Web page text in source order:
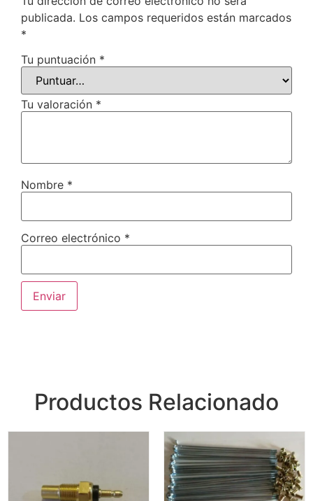
publicada. Los campos requeridos están marcados
*
Tu puntuación *
Tu valoración *
Nombre *
Correo electrónico *
Productos Relacionado